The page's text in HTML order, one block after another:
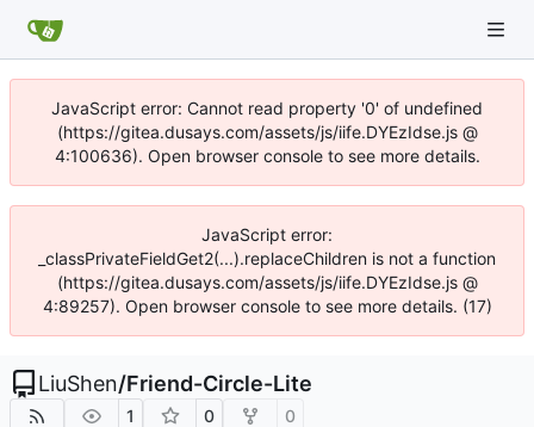
JavaScript error: Cannot read property '0' of undefined
(https://gitea.dusays.com/assets/js/iife.DYEzIdse.js @
4:100636). Open browser console to see more details.
JavaScript error:
_classPrivateFieldGet2(...).replaceChildren is not a function
(https://gitea.dusays.com/assets/js/iife.DYEzIdse.js @
4:89257). Open browser console to see more details. (17)
LiuShen/Friend-Circle-Lite
1 0 0